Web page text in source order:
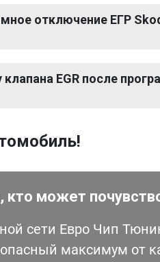
отключение ЕГР
EGR после
может
сети Евро Чип
максимум от